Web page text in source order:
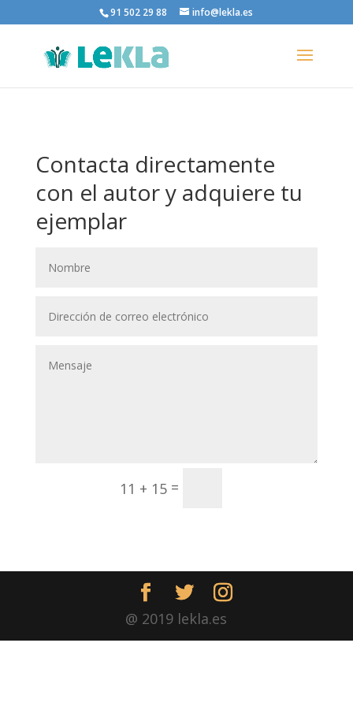
91 502 29 88 info@lekla.es
Contacta directamente
con el autor y adquiere tu
ejemplar
11 + 15 =
@ 2019 lekla.es